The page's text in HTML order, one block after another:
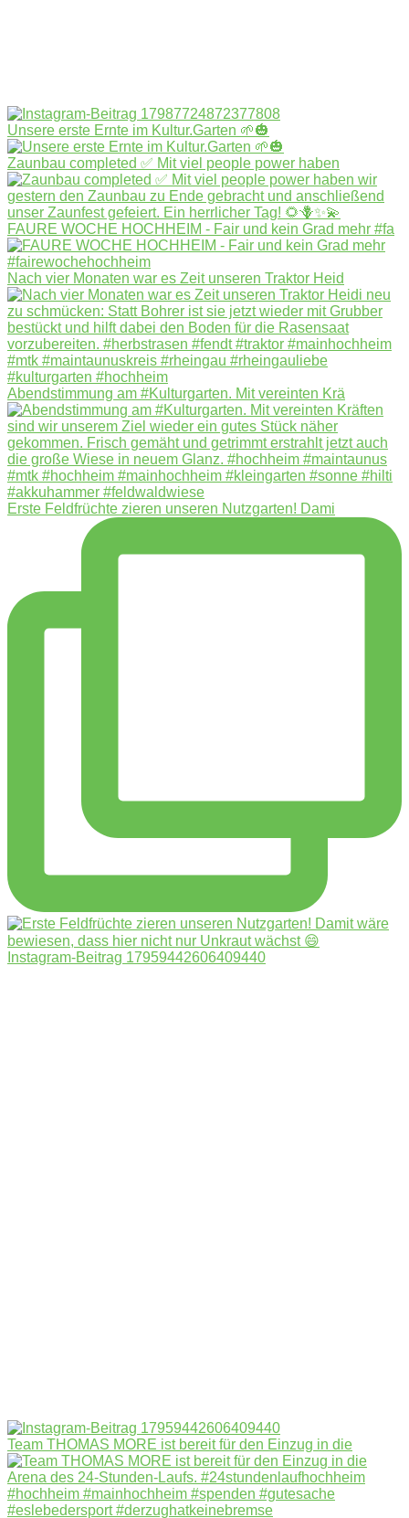
Unsere erste Ernte im Kultur.Garten 🌱🎃
Zaunbau completed ✅ Mit viel people power haben
FAURE WOCHE HOCHHEIM - Fair und kein Grad mehr #fa
Nach vier Monaten war es Zeit unseren Traktor Heid
Abendstimmung am #Kulturgarten. Mit vereinten Krä
Erste Feldfrüchte zieren unseren Nutzgarten! Dami
Instagram-Beitrag 17959442606409440
Team THOMAS MORE ist bereit für den Einzug in die